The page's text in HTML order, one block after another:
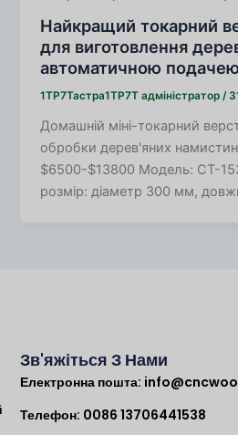
Найкращий токарний
для виготовлення
автоматичною подачею
1TP7Тастра1TP7Т адміністратор/
Домашній міні-токарний
обробки дерев'яних
$6500-$13800 Модель: CT-
розмір: діаметр 300 мм,
Зв'яжіться З Нами
Електронна пошта:
Телефон: 0086 13706441538